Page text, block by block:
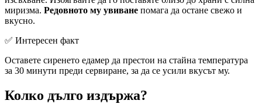
миризма. Редовното му увиване помага да остане свежо и
вкусно.
✅ Интересен факт
Оставете сиренето едамер да престои на стайна температура
за 30 минути преди сервиране, за да се усили вкусът му.
Колко дълго издържа?